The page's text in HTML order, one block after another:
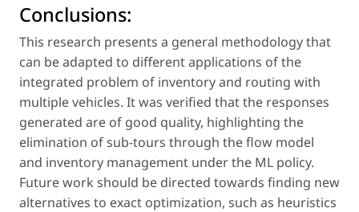
Conclusions:
This research presents a general methodology that
can be adapted to different applications of the
integrated problem of inventory and routing with
multiple vehicles. It was verified that the responses
generated are of good quality, highlighting the
elimination of sub-tours through the flow model
and inventory management under the ML policy.
Future work should be directed towards finding new
alternatives to exact optimization, such as heuristics